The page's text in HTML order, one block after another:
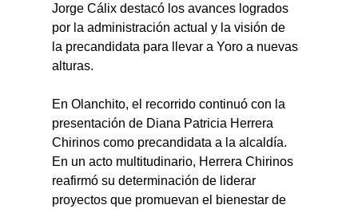
Jorge Cálix destacó los avances logrados
por la administración actual y la visión de
la precandidata para llevar a Yoro a nuevas
alturas.
En Olanchito, el recorrido continuó con la
presentación de Diana Patricia Herrera
Chirinos como precandidata a la alcaldía.
En un acto multitudinario, Herrera Chirinos
reafirmó su determinación de liderar
proyectos que promuevan el bienestar de